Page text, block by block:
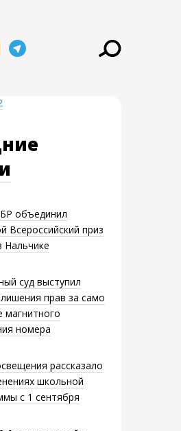
объединил
Всероссийский приз
Нальчике
суд выступил
прав за само
магнитного
номера
рассказало
школьной
с 1 сентября